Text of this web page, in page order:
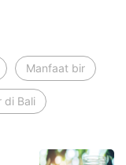
Manfaat bir
di Bali